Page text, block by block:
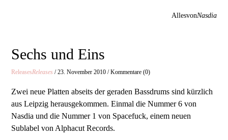
AllesvonNasdia
Sechs und Eins
ReleasesReleases / 23. November 2010 / Kommentare (0)
Zwei neue Platten abseits der geraden Bassdrums sind kürzlich
aus Leipzig herausgekommen. Einmal die Nummer 6 von
Nasdia und die Nummer 1 von Spacefuck, einem neuen
Sublabel von Alphacut Records.